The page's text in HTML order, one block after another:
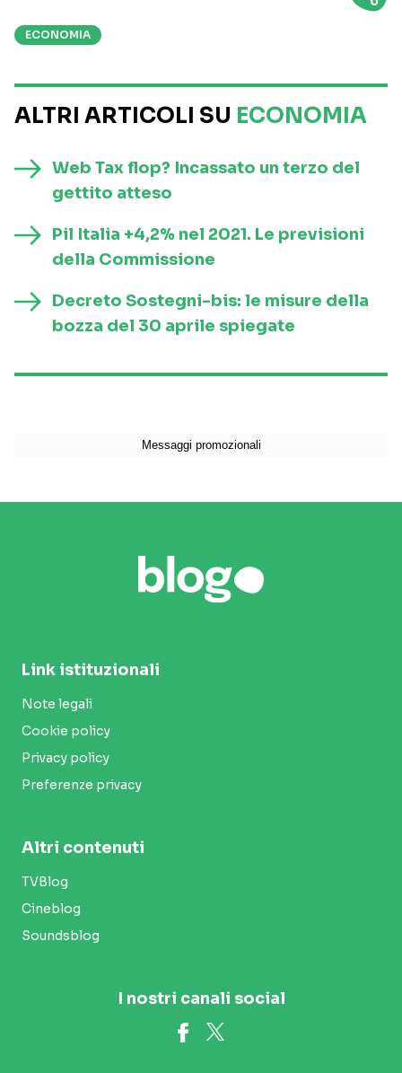
ECONOMIA
ALTRI ARTICOLI SU ECONOMIA
Web Tax flop? Incassato un terzo del
gettito atteso
Pil Italia +4,2% nel 2021. Le previsioni
della Commissione
Decreto Sostegni-bis: le misure della
bozza del 30 aprile spiegate
Link istituzionali
Note legali
Cookie policy
Privacy policy
Preferenze privacy
Altri contenuti
TVBlog
Cineblog
Soundsblog
I nostri canali social